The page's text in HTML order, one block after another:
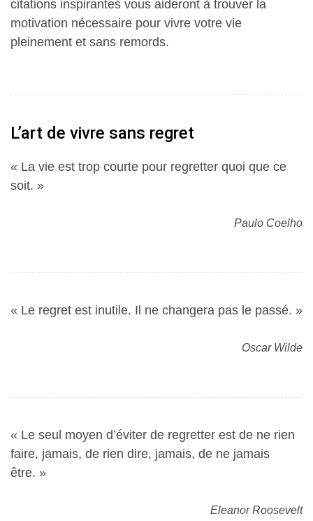
citations inspirantes vous aideront à trouver la
motivation nécessaire pour vivre votre vie
pleinement et sans remords.
L’art de vivre sans regret
« La vie est trop courte pour regretter quoi que ce
soit. »
Paulo Coelho
« Le regret est inutile. Il ne changera pas le passé. »
Oscar Wilde
« Le seul moyen d’éviter de regretter est de ne rien
faire, jamais, de rien dire, jamais, de ne jamais
être. »
Eleanor Roosevelt